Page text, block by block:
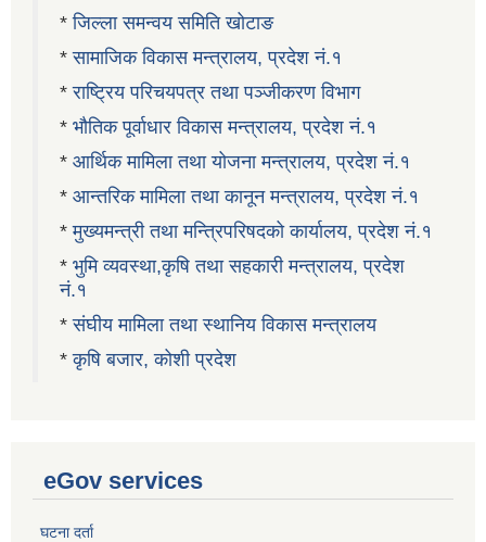
*जिल्ला समन्वय समिति खोटाङ
*सामाजिक विकास मन्त्रालय, प्रदेश नं.१
*राष्ट्रिय परिचयपत्र तथा पञ्जीकरण विभाग
* भौतिक पूर्वाधार विकास मन्त्रालय, प्रदेश नं.१
* आर्थिक मामिला तथा योजना मन्त्रालय, प्रदेश नं.१
* आन्तरिक मामिला तथा कानून मन्त्रालय, प्रदेश नं.१
*मुख्यमन्त्री तथा मन्त्रिपरिषदको कार्यालय, प्रदेश नं.१
* भुमि व्यवस्था,कृषि तथा सहकारी मन्त्रालय, प्रदेश
नं.१
*संघीय मामिला तथा स्थानिय विकास मन्त्रालय
*कृषि बजार, कोशी प्रदेश
eGov services
घटना दर्ता